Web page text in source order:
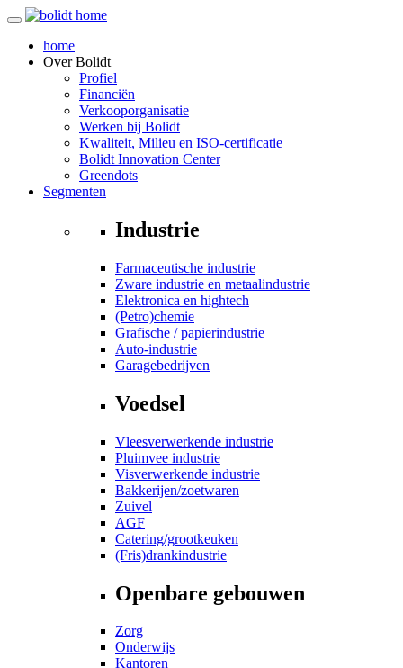
home
OverBolidt
Profiel
Financiën
Verkooporganisatie
Werken bij Bolidt
Kwaliteit, Milieu en ISO-certificatie
Bolidt Innovation Center
Greendots
Segmenten
Industrie
Farmaceutische industrie
Zware industrie en metaalindustrie
Elektronica en hightech
(Petro)chemie
Grafische / papierindustrie
Auto-industrie
Garagebedrijven
Voedsel
Vleesverwerkende industrie
Pluimvee industrie
Visverwerkende industrie
Bakkerijen/zoetwaren
Zuivel
AGF
Catering/grootkeuken
(Fris)drankindustrie
Openbare gebouwen
Zorg
Onderwijs
Kantoren